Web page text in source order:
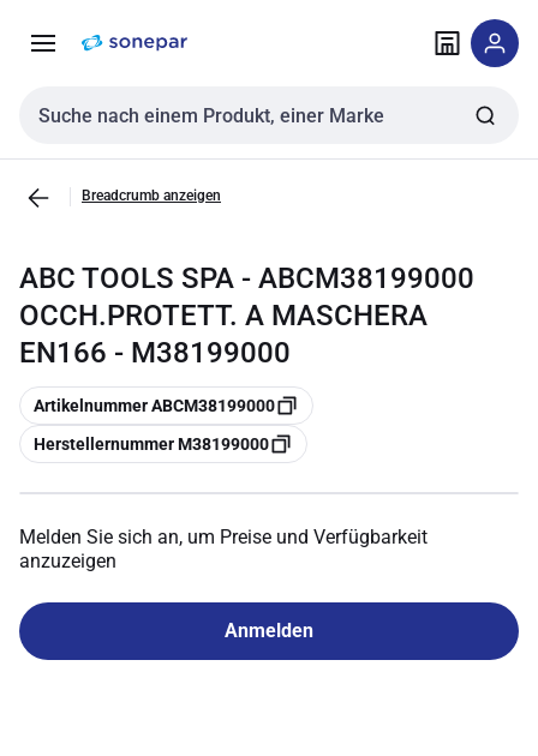
NavigationInhalt
Sucheingabe
Breadcrumb anzeigen
ABC TOOLS SPA - ABCM38199000
OCCH.PROTETT. A MASCHERA
EN166 - M38199000
Kopieren
Artikelnummer ABCM38199000
Kopieren
Herstellernummer M38199000
Melden Sie sich an, um Preise und Verfügbarkeit
anzuzeigen
Anmelden